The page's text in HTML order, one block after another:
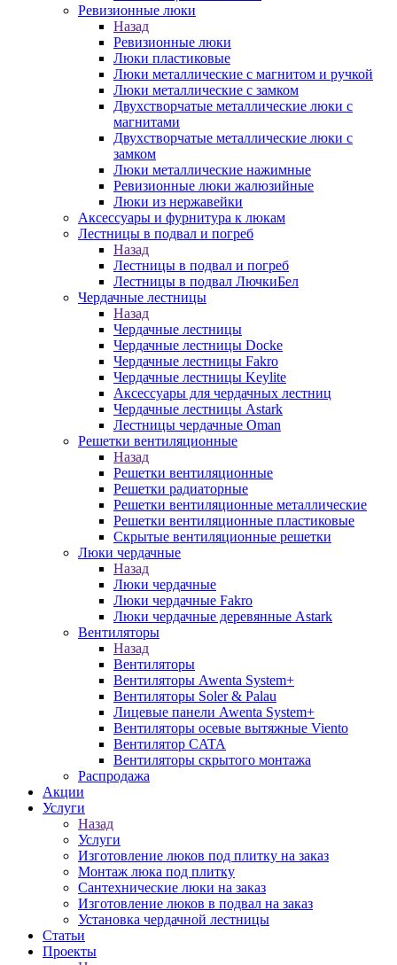
Ревизионные люки
Назад
Ревизионные люки
Люки пластиковые
Люки металлические с магнитом и ручкой
Люки металлические с замком
Двухстворчатые металлические люки с
магнитами
Двухстворчатые металлические люки с
замком
Люки металлические нажимные
Ревизионные люки жалюзийные
Люки из нержавейки
Аксессуары и фурнитура к люкам
Лестницы в подвал и погреб
Назад
Лестницы в подвал и погреб
Лестницы в подвал ЛючкиБел
Чердачные лестницы
Назад
Чердачные лестницы
Чердачные лестницы Docke
Чердачные лестницы Fakro
Чердачные лестницы Keylite
Аксессуары для чердачных лестниц
Чердачные лестницы Astark
Лестницы чердачные Oman
Решетки вентиляционные
Назад
Решетки вентиляционные
Решетки радиаторные
Решетки вентиляционные металлические
Решетки вентиляционные пластиковые
Скрытые вентиляционные решетки
Люки чердачные
Назад
Люки чердачные
Люки чердачные Fakro
Люки чердачные деревянные Astark
Вентиляторы
Назад
Вентиляторы
Вентиляторы Awenta System+
Вентиляторы Soler & Palau
Лицевые панели Awenta System+
Вентиляторы осевые вытяжные Viento
Вентилятор CATA
Вентиляторы скрытого монтажа
Распродажа
Акции
Услуги
Назад
Услуги
Изготовление люков под плитку на заказ
Монтаж люка под плитку
Сантехнические люки на заказ
Изготовление люков в подвал на заказ
Установка чердачной лестницы
Статьи
Проекты